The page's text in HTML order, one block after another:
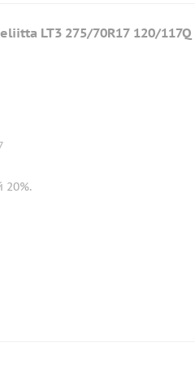
LT3 275/70R17 120/117Q
20%.